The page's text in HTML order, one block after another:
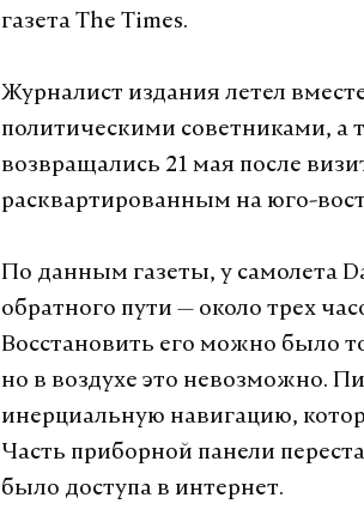
газета The Times.
Журналист издания летел
политическими советниками,
возвращались 21 мая после
расквартированным на юго-
По данным газеты, у самолета
обратного пути — около трех
Восстановить его можно было
но в воздухе это невозможно.
инерциальную навигацию,
Часть приборной панели
было доступа в интернет.